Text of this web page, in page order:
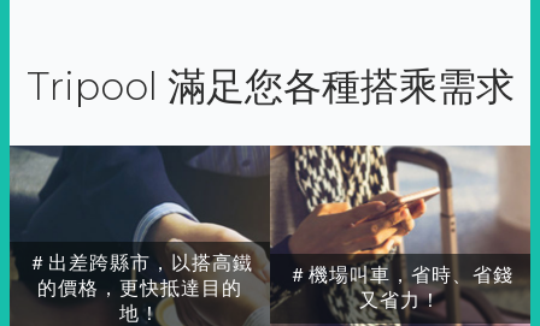
Tripool 滿足您各種搭乘需求
＃出差跨縣市，以搭高鐵
的價格，更快抵達目的
地！
＃機場叫車，省時、省錢
又省力！